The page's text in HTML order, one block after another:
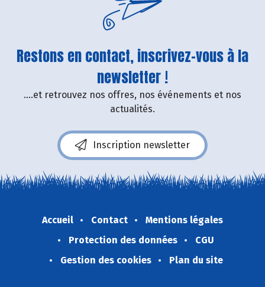
Restons en contact, inscrivez-vous à la
newsletter !
....et retrouvez nos offres, nos événements et nos
actualités.
Inscription newsletter
Accueil Contact
Mentions légales
Protection des données
CGU
Gestion des cookies
Plan du site